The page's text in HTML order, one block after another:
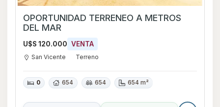
OPORTUNIDAD TERRENEO A METROS
DEL MAR
U$S 120.000 VENTA
San Vicente Terreno
0 654 654 654 m²